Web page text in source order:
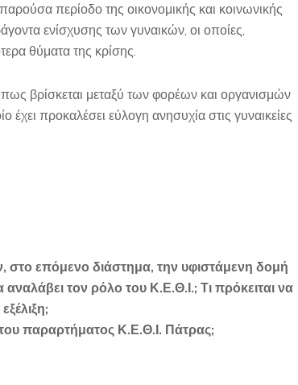
περίοδο της οικονομικής και κοινωνικής
ενίσχυσης των γυναικών, οι οποίες,
θύματα της κρίσης.
βρίσκεται μεταξύ των φορέων και οργανισμών
έχει προκαλέσει εύλογη ανησυχία στις γυναικείες
στο επόμενο διάστημα, την υφιστάμενη δομή
τον ρόλο του Κ.Ε.Θ.Ι.; Τι πρόκειται να
παραρτήματος Κ.Ε.Θ.Ι. Πάτρας;